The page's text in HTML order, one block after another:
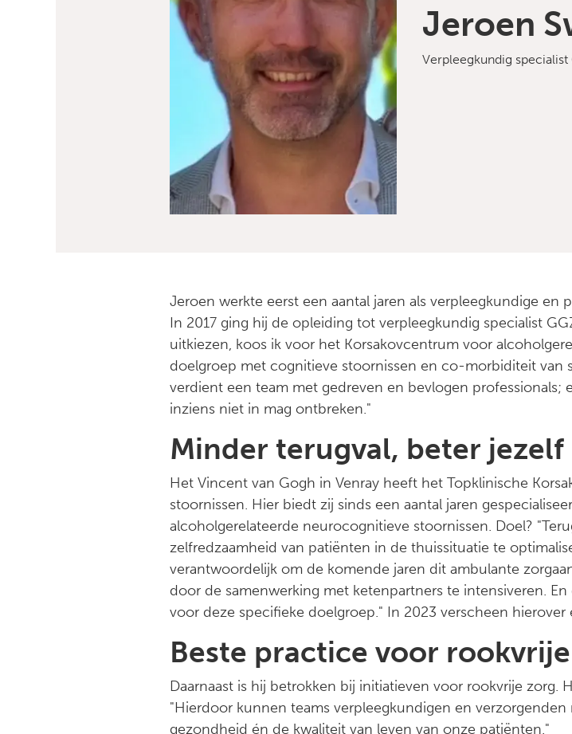
Jeroen
Verpleegkundig specialist
Jeroen werkte eerst een aantal jaren als verpleegkundige en
In 2017 ging hij de opleiding tot verpleegkundig specialist
uitkiezen, koos ik voor het Korsakovcentrum voor
doelgroep met cognitieve stoornissen en co-morbiditeit van
verdient een team met gedreven en bevlogen professionals;
inziens niet in mag ontbreken."
Minder terugval, beter jezelf
Het Vincent van Gogh in Venray heeft het Topklinische
stoornissen. Hier biedt zij sinds een aantal jaren
alcoholgerelateerde neurocognitieve stoornissen. Doel?
zelfredzaamheid van patiënten in de thuissituatie te
verantwoordelijk om de komende jaren dit ambulante
door de samenwerking met ketenpartners te intensiveren.
voor deze specifieke doelgroep." In 2023 verscheen hierover
Beste practice voor
Daarnaast is hij betrokken bij initiatieven voor rookvrije zorg.
"Hierdoor kunnen teams verpleegkundigen en
gezondheid én de kwaliteit van leven van onze patiënten."